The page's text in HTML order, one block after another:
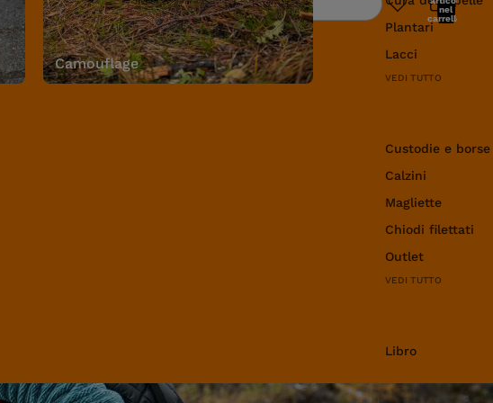
Camouflage
Plantari
Lacci
VEDI TUTTO
Custodie e
Calzini
Magliette
Chiodi filettati
Outlet
VEDI TUTTO
Libro
Ricerca
nel
carrello: